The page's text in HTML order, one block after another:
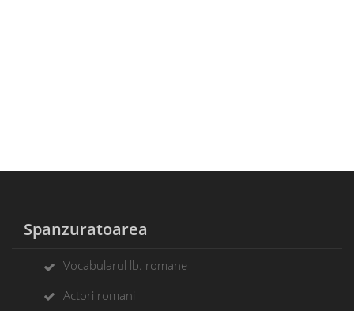
Spanzuratoarea
Vocabularul lb. romane
Actori romani